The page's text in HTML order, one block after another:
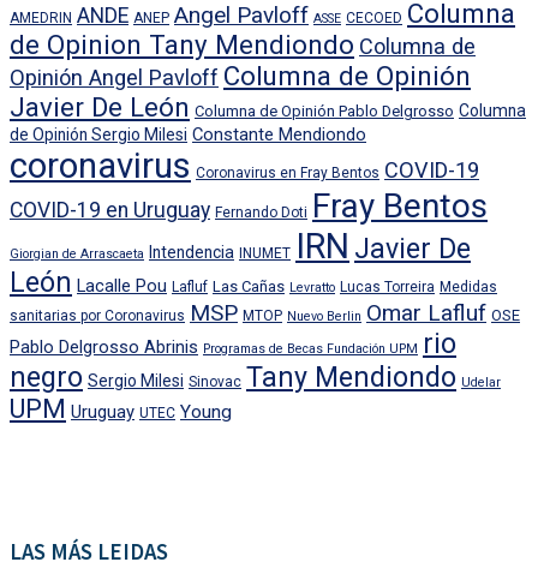
AMEDRIN ANDE ANEP Angel Pavloff ASSE CECOED Columna
de Opinion Tany Mendiondo Columna de
Opinión Angel Pavloff Columna de Opinión
Javier De León Columna de Opinión Pablo Delgrosso Columna
de Opinión Sergio Milesi Constante Mendiondo
coronavirus Coronavirus en Fray Bentos COVID-19
COVID-19 en Uruguay Fernando Doti Fray Bentos
Giorgian de Arrascaeta Intendencia INUMET IRN Javier De
León Lacalle Pou Lafluf Las Cañas Levratto Lucas Torreira Medidas
sanitarias por Coronavirus MSP MTOP Nuevo Berlin Omar Lafluf OSE
Pablo Delgrosso Abrinis Programas de Becas Fundación UPM
rio
negro Sergio Milesi Sinovac Tany Mendiondo Udelar
UPM Uruguay UTEC Young
LAS MÁS LEIDAS